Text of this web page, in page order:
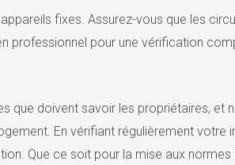
fixes. Assurez-vous que les
professionnel pour une vérification
que doivent savoir les propriétaires, et
En vérifiant régulièrement votre
Que ce soit pour la mise aux